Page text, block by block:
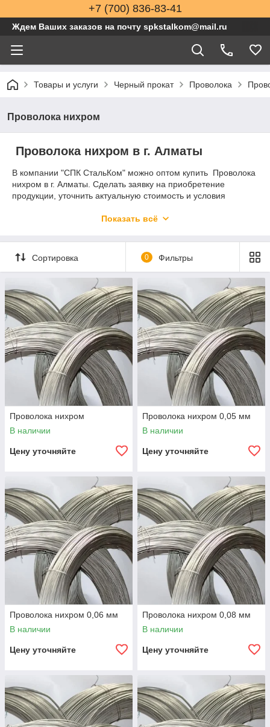
+7 (700) 836-83-41
Ждем Ваших заказов на почту spkstalkom@mail.ru
Товары и услуги Черный прокат Проволока
Проволока нихром
Проволока нихром в г. Алматы
В компании "СПК СтальКом" можно оптом купить Проволока
нихром в г. Алматы. Сделать заявку на приобретение
продукции, уточнить актуальную стоимость и условия
или отправить заявку на почтуspkstalkom@mail.ru
Показать всё
Сортировка 0 Фильтры
Проволока нихром
В наличии
Цену уточняйте
Проволока нихром 0,05 мм
В наличии
Цену уточняйте
Проволока нихром 0,06 мм
В наличии
Цену уточняйте
Проволока нихром 0,08 мм
В наличии
Цену уточняйте